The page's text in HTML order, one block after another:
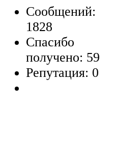
Сообщений:
1828
Спасибо
получено: 59
Репутация: 0